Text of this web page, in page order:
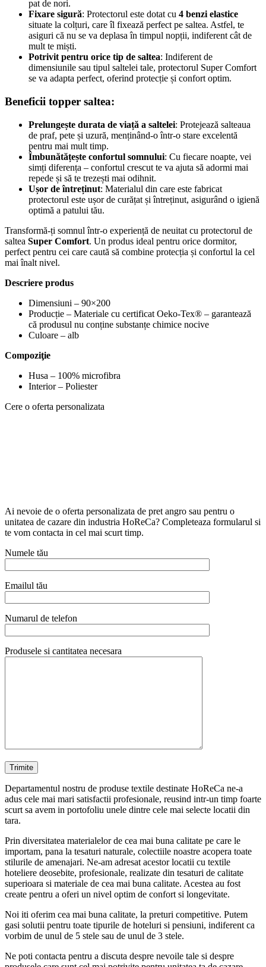
pat de nori.
Fixare sigură: Protectorul este dotat cu 4 benzi elastice
situate la colțuri, care îl fixează perfect pe saltea. Astfel, te
asiguri că nu se va deplasa în timpul nopții, indiferent cât de
mult te miști.
Potrivit pentru orice tip de saltea: Indiferent de
dimensiunile sau tipul saltelei tale, protectorul Super Comfort
se va adapta perfect, oferind protecție și confort optim.
Beneficii topper saltea:
Prelungește durata de viață a saltelei: Protejează salteaua
de praf, pete și uzură, menținând-o într-o stare excelentă
pentru mai mult timp.
Îmbunătățește confortul somnului: Cu fiecare noapte, vei
simți diferența – confortul crescut te va ajuta să adormi mai
repede și să te trezești mai odihnit.
Ușor de întreținut: Materialul din care este fabricat
protectorul este ușor de curățat și întreținut, asigurând o igienă
optimă a patului tău.
Transformă-ți somnul într-o experiență de neuitat cu protectorul de
saltea Super Comfort. Un produs ideal pentru orice dormitor,
perfect pentru cei care caută să combine protecția și confortul la cel
mai înalt nivel.
Descriere produs
Dimensiuni – 90×200
Producție – Materiale cu certificat Oeko-Tex® – garantează
că produsul nu conține substanțe chimice nocive
Culoare – alb
Compoziţie
Husa – 100% microfibra
Interior – Poliester
Cere o oferta personalizata
Ai nevoie de o oferta personalizata de pret angro sau pentru o
unitatea de cazare din industria HoReCa? Completeaza formularul si
te vom contacta in cel mai scurt timp.
Numele tău
Emailul tău
Numarul de telefon
Produsele si cantitatea necesara
Departamentul nostru de produse textile destinate HoReCa ne-a
adus cele mai mari satisfactii profesionale, reusind intr-un timp foarte
scurt sa avem in portofoliu unele dintre cele mai selecte locatii din
tara.
Prin diversitatea materialelor de cea mai buna calitate pe care le
importam, pana la tesaturi naturale, colectiile noastre acopera toate
stilurile de amenajari. Ne-am adresat acestor locatii cu textile
hoteliere deosebite, profesionale, realizate din tesaturi de calitate
superioara si materiale de cea mai buna calitate. Acestea au fost
create pentru a oferi un nivel optim de confort si longevitate.
Noi iti oferim cea mai buna calitate, la preturi competitive. Putem
gasi solutii pentru toate tipurile de hoteluri si pensiuni, indiferent ca
vorbim de unul de 5 stele sau de unul de 3 stele.
Ne poti contacta pentru a discuta despre nevoile tale si despre